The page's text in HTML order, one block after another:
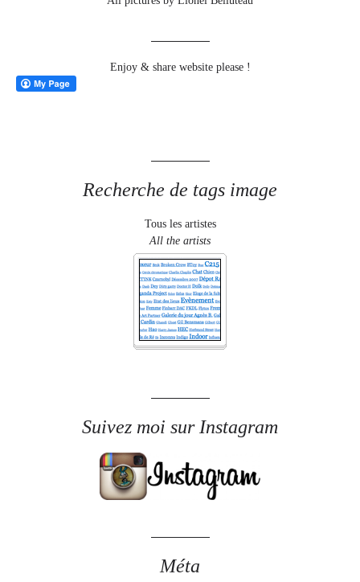
Enjoy & share website please !
Recherche de tags image
Tous les artistes
All the artists
Suivez moi sur Instagram
Méta